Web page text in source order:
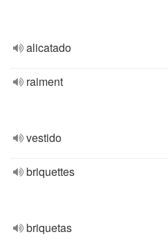
alicatado
raiment
vestido
briquettes
briquetas